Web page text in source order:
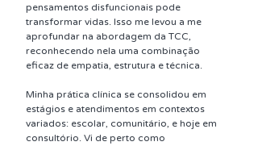
pensamentos disfuncionais pode
transformar vidas. Isso me levou a me
aprofundar na abordagem da TCC,
reconhecendo nela uma combinação
eficaz de empatia, estrutura e técnica.
Minha prática clínica se consolidou em
estágios e atendimentos em contextos
variados: escolar, comunitário, e hoje em
consultório. Vi de perto como